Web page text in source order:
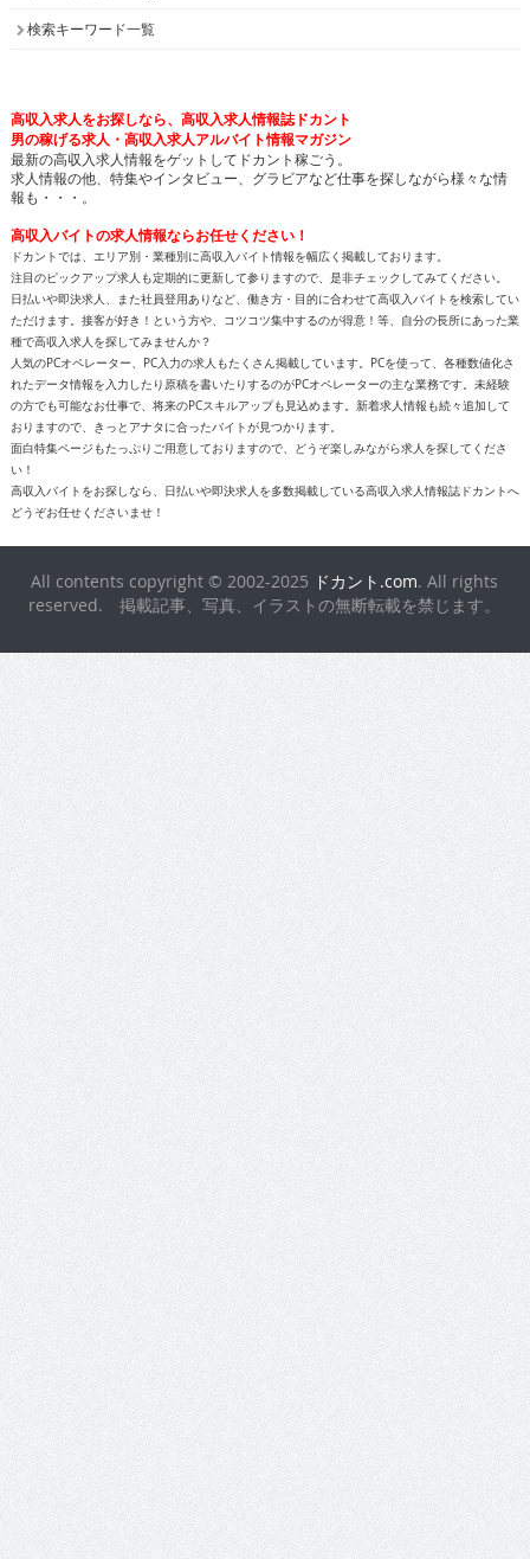
検索キーワード一覧
高収入求人をお探しなら、高収入求人情報誌ドカント
男の稼げる求人・高収入求人アルバイト情報マガジン
最新の高収入求人情報をゲットしてドカント稼ごう。
求人情報の他、特集やインタビュー、グラビアなど仕事を探しながら様々な情
報も・・・。
高収入バイトの求人情報ならお任せください！
ドカントでは、エリア別・業種別に高収入バイト情報を幅広く掲載しております。
注目のピックアップ求人も定期的に更新して参りますので、是非チェックしてみてください。
日払いや即決求人、また社員登用ありなど、働き方・目的に合わせて高収入バイトを検索してい
ただけます。接客が好き！という方や、コツコツ集中するのが得意！等、自分の長所にあった業
種で高収入求人を探してみませんか？
人気のPCオペレーター、PC入力の求人もたくさん掲載しています。PCを使って、各種数値化さ
れたデータ情報を入力したり原稿を書いたりするのがPCオペレーターの主な業務です。未経験
の方でも可能なお仕事で、将来のPCスキルアップも見込めます。新着求人情報も続々追加して
おりますので、きっとアナタに合ったバイトが見つかります。
面白特集ページもたっぷりご用意しておりますので、どうぞ楽しみながら求人を探してくださ
い！
高収入バイトをお探しなら、日払いや即決求人を多数掲載している高収入求人情報誌ドカントへ
どうぞお任せくださいませ！
All contents copyright © 2002-2025 ドカント.com. All rights
reserved. 掲載記事、写真、イラストの無断転載を禁じます。